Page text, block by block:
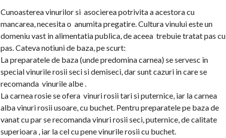
Cunoasterea vinurilor si asocierea potrivita a acestora cu
mancarea, necesita o anumita pregatire. Cultura vinului este un
domeniu vast in alimentatia publica, de aceea trebuie tratat pas cu
pas. Cateva notiuni de baza, pe scurt:
La preparatele de baza (unde predomina carnea) se servesc in
special vinurile rosii seci si demiseci, dar sunt cazuri in care se
recomanda vinurile albe .
La carnea rosie se ofera vinuri rosii tari si puternice, iar la carnea
alba vinuri rosii usoare, cu buchet. Pentru preparatele pe baza de
vanat cu par se recomanda vinuri rosii seci, puternice, de calitate
superioara , iar la cel cu pene vinurile rosii cu buchet.